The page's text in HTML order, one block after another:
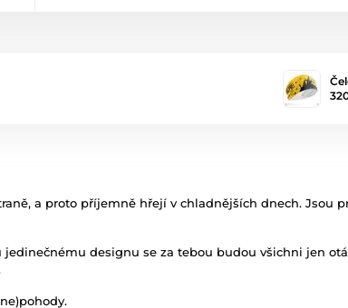
a proto příjemně hřejí v chladnějších dnech. Jsou
designu se za tebou budou všichni jen